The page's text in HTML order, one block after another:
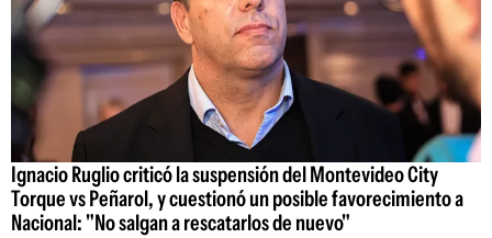
Ignacio Ruglio criticó la suspensión del Montevideo City
Torque vs Peñarol, y cuestionó un posible favorecimiento a
Nacional: "No salgan a rescatarlos de nuevo"